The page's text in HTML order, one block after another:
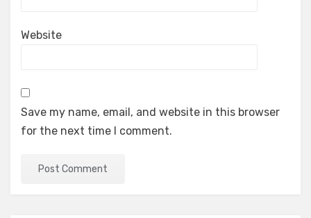
Website
Save my name, email, and website in this browser
for the next time I comment.